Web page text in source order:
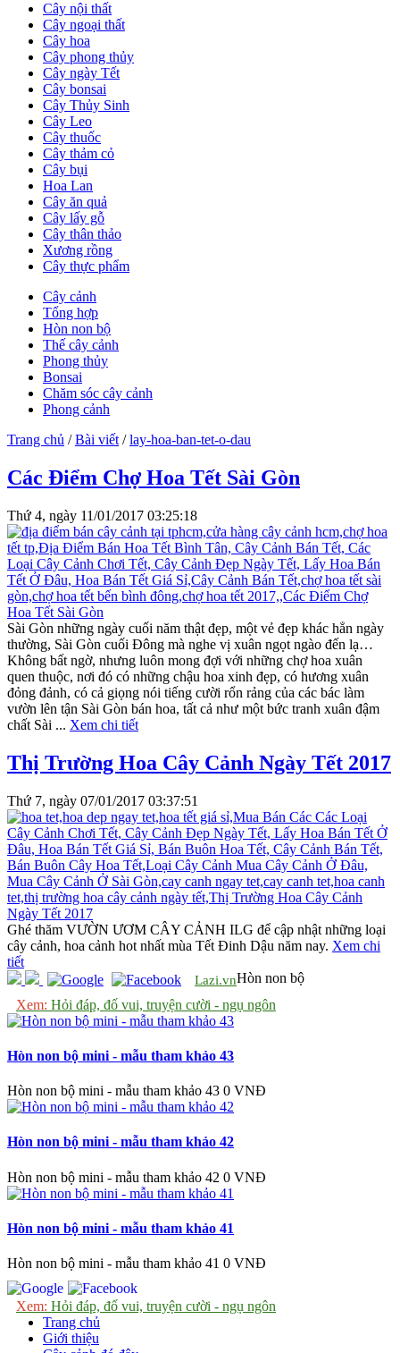
Cây nội thất
Cây ngoại thất
Cây hoa
Cây phong thủy
Cây ngày Tết
Cây bonsai
Cây Thủy Sinh
Cây Leo
Cây thuốc
Cây thảm cỏ
Cây bụi
Hoa Lan
Cây ăn quả
Cây lấy gỗ
Cây thân thảo
Xương rồng
Cây thực phẩm
Cây cảnh
Tổng hợp
Hòn non bộ
Thế cây cảnh
Phong thủy
Bonsai
Chăm sóc cây cảnh
Phong cảnh
Trang chủ /Bài viết /lay-hoa-ban-tet-o-dau
Các Điểm Chợ Hoa Tết Sài Gòn
Thứ 4, ngày 11/01/2017 03:25:18
Sài Gòn những ngày cuối năm thật đẹp, một vẻ đẹp khác hẳn ngày
thường, Sài Gòn cuối Đông mà nghe vị xuân ngọt ngào đến lạ…
Không bất ngờ, nhưng luôn mong đợi với những chợ hoa xuân
quen thuộc, nơi đó có những chậu hoa xinh đẹp, có hương xuân
đỏng đảnh, có cả giọng nói tiếng cười rổn rảng của các bác làm
vườn lên tận Sài Gòn bán hoa, tất cả như một bức tranh xuân đậm
chất Sài ... Xem chi tiết
Thị Trường Hoa Cây Cảnh Ngày Tết 2017
Thứ 7, ngày 07/01/2017 03:37:51
Ghé thăm VƯỜN ƯƠM CÂY CẢNH ILG để cập nhật những loại
cây cảnh, hoa cảnh hot nhất mùa Tết Đinh Dậu năm nay. Xem chi
tiết
Lazi.vn
Xem: Hỏi đáp, đố vui, truyện cười - ngụ ngôn
Hòn non bộ
Hòn non bộ mini - mẫu tham khảo 43
Hòn non bộ mini - mẫu tham khảo 43 0 VNĐ
Hòn non bộ mini - mẫu tham khảo 42
Hòn non bộ mini - mẫu tham khảo 42 0 VNĐ
Hòn non bộ mini - mẫu tham khảo 41
Hòn non bộ mini - mẫu tham khảo 41 0 VNĐ
Xem: Hỏi đáp, đố vui, truyện cười - ngụ ngôn
Trang chủ
Giới thiệu